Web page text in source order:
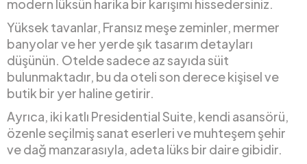
modern lüksün harika bir karışımı hissedersiniz.
Yüksek tavanlar, Fransız meşe zeminler, mermer
banyolar ve her yerde şık tasarım detayları
düşünün. Otelde sadece az sayıda süit
bulunmaktadır, bu da oteli son derece kişisel ve
butik bir yer haline getirir.
Ayrıca, iki katlı Presidential Suite, kendi asansörü,
özenle seçilmiş sanat eserleri ve muhteşem şehir
ve dağ manzarasıyla, adeta lüks bir daire gibidir.